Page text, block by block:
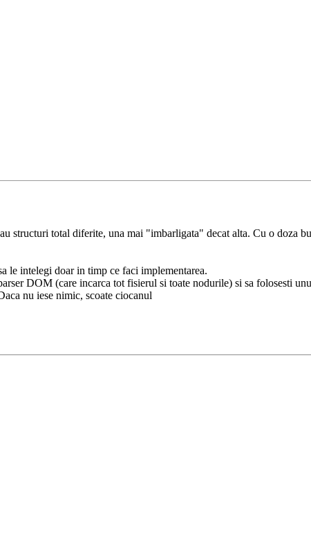
structuri total diferite, una mai "imbarligata" decat alta. Cu o doza
le intelegi doar in timp ce faci implementarea.
DOM (care incarca tot fisierul si toate nodurile) si sa folosesti
nu iese nimic, scoate ciocanul